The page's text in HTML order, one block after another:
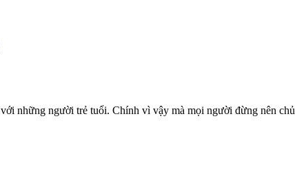
những người trẻ tuổi. Chính vì vậy mà mọi người đừng nên